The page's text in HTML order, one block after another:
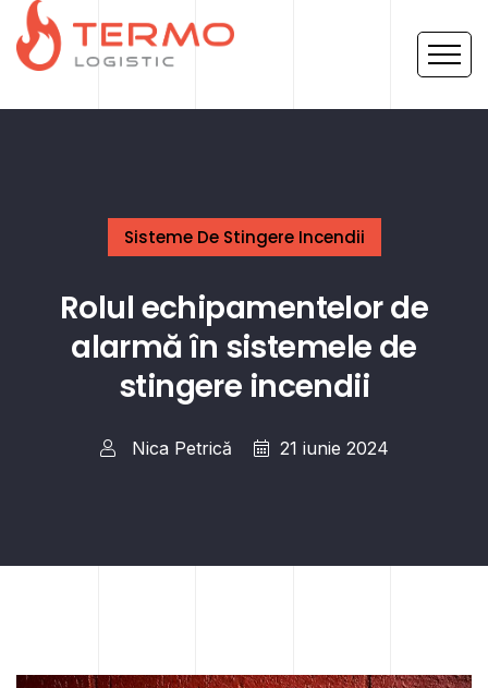
Sisteme De Stingere Incendii
Rolul echipamentelor de
alarmă în sistemele de
stingere incendii
Nica Petrică 21 iunie 2024